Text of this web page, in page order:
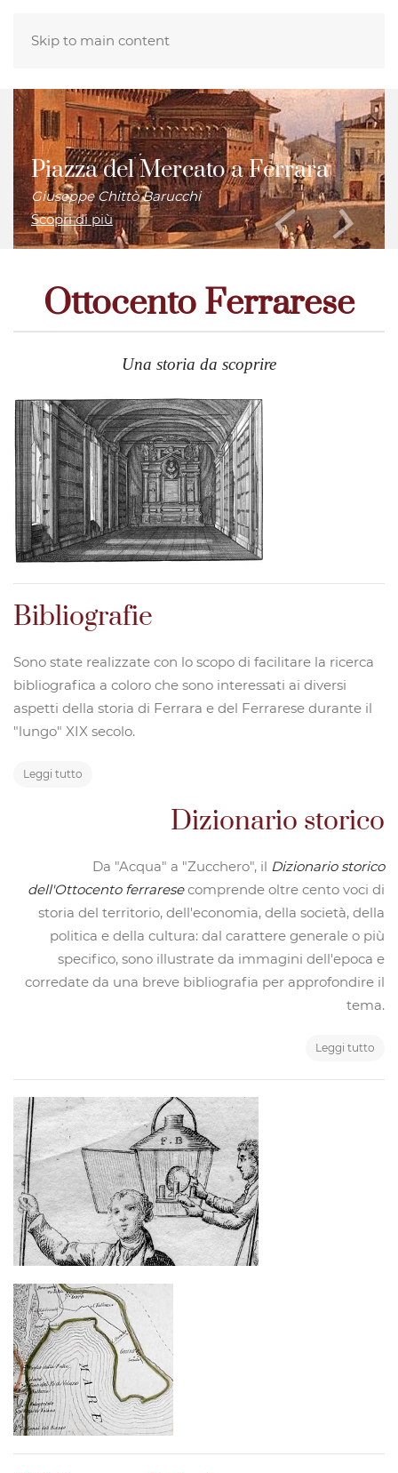
Skip to main content
Piazza del Mercato a Ferrara
Giuseppe Chittò Barucchi
Scopri di più
Ottocento Ferrarese
Una storia da scoprire
Bibliografie
Sono state realizzate con lo scopo di facilitare la ricerca
bibliografica a coloro che sono interessati ai diversi
aspetti della storia di Ferrara e del Ferrarese durante il
"lungo" XIX secolo.
Leggi tutto
Dizionario storico
Da "Acqua" a "Zucchero", il Dizionario storico
dell'Ottocento ferraresecomprende oltre cento voci di
storia del territorio, dell'economia, della società, della
politica e della cultura: dal carattere generale o più
specifico, sono illustrate da immagini dell'epoca e
corredate da una breve bibliografia per approfondire il
tema.
Leggi tutto